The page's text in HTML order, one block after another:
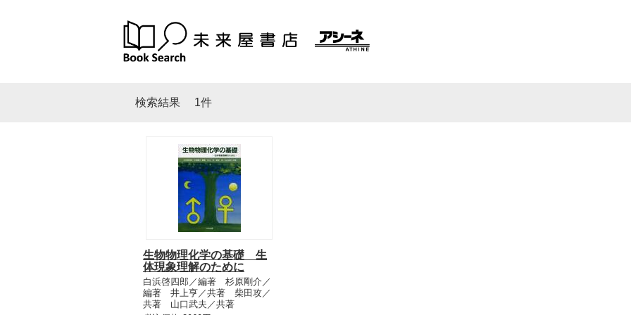
検索結果 1件
生物物理化学の基礎 生
体現象理解のために
白浜啓四郎／編著 杉原剛介／
編著 井上亨／共著 柴田攻／
共著 山口武夫／共著